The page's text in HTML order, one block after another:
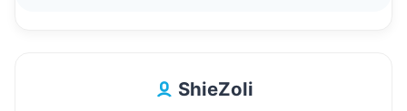
ShieZoli